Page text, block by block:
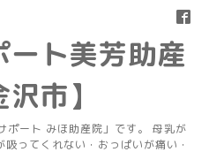
ト美芳助産
市】
ポート みほ助産院」です。 母乳が
ってくれない・おっぱいが痛い・